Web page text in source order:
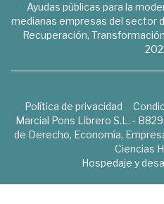
Ayudas públicas para la
medianas empresas del sector
Recuperación,
Política de privacidad
Marcial Pons Librero S.L. -
de Derecho, Economía,
Ciencias
Hospedaje y